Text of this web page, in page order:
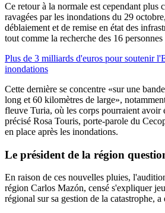
Ce retour à la normale est cependant plus
ravagées par les inondations du 29
déblaiement et de remise en état des
tout comme la recherche des 16
Plus de 3 milliards d'euros pour soutenir
inondations
Cette dernière se concentre «sur une
long et 60 kilomètres de large»,
fleuve Turia, où les corps pourraient avoir
précisé Rosa Touris, porte-parole du
en place après les inondations.
Le président de la région
En raison de ces nouvelles pluies,
région Carlos Mazón, censé s'expliquer
régional sur sa gestion de la catastrophe, a